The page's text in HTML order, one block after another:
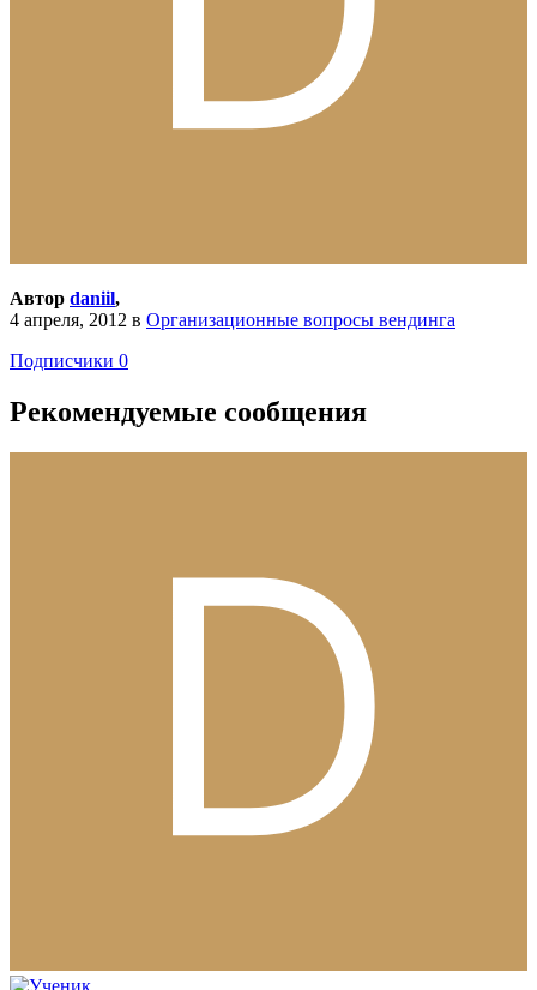
Автор daniil,
4 апреля, 2012 в Организационные вопросы вендинга
Подписчики 0
Рекомендуемые сообщения